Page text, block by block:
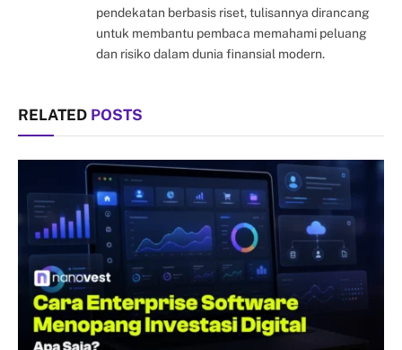
pendekatan berbasis riset, tulisannya dirancang
untuk membantu pembaca memahami peluang
dan risiko dalam dunia finansial modern.
RELATED POSTS